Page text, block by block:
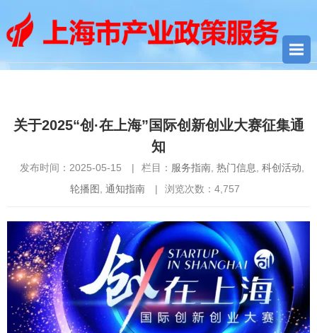
关于2025“创·在上海”国际创新创业大赛征集通
知
发布时间：2025-05-15 | 栏目： 服务指南 热门信息 科创活动
轮播图 通知指南 | 浏览次数： 4,757